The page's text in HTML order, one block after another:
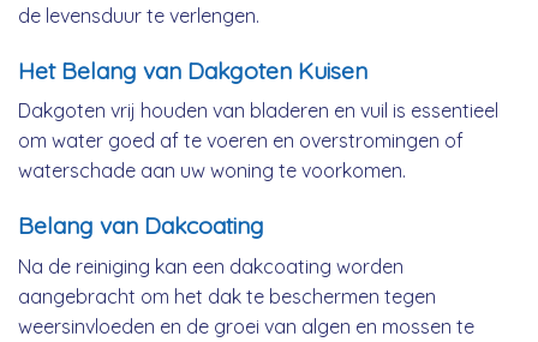
de levensduur te verlengen.
Het Belang van Dakgoten Kuisen
Dakgoten vrij houden van bladeren en vuil is essentieel
om water goed af te voeren en overstromingen of
waterschade aan uw woning te voorkomen.
Belang van Dakcoating
Na de reiniging kan een dakcoating worden
aangebracht om het dak te beschermen tegen
weersinvloeden en de groei van algen en mossen te